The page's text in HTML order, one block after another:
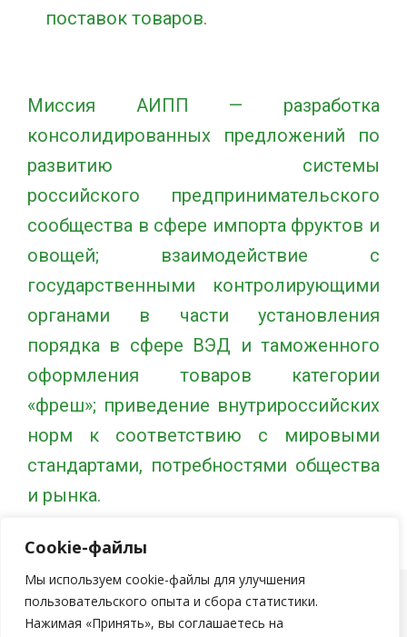
Cookie-файлы
Мы используем cookie-файлы для улучшения
пользовательского опыта и сбора статистики.
Нажимая «Принять», вы соглашаетесь на
поставок товаров.
Миссия АИПП — разработка
консолидированных предложений по
развитию системы
российского предпринимательского
сообщества в сфере импорта фруктов и
овощей; взаимодействие с
государственными контролирующими
органами в части установления
порядка в сфере ВЭД и таможенного
оформления товаров категории
«фреш»; приведение внутрироссийских
норм к соответствию с мировыми
стандартами, потребностями общества
и рынка.
тема Ashe отWP Royal.